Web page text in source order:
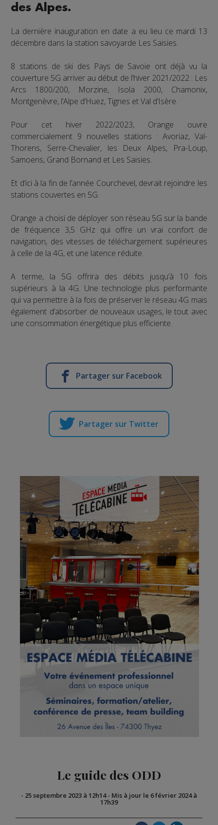
des Alpes.
La dernière inauguration en date a eu lieu ce mardi 13
décembre dans la station savoyarde Les Saisies.
8 stations de ski des Pays de Savoie ont déjà vu la
couverture 5G arriver au début de l’hiver 2021/2022 : Les
Arcs 1800/200, Morzine, Isola 2000, Chamonix,
Montgenèvre, l’Alpe d’Huez, Tignes et Val d’Isère.
Pour cet hiver 2022/2023, Orange ouvre
commercialement 9 nouvelles stations : Avoriaz, Val-
Thorens, Serre-Chevalier, les Deux Alpes, Pra-Loup,
Samoens, Grand Bornand et Les Saisies.
Et d’ici à la fin de l’année Courchevel, devrait rejoindre les
stations couvertes en 5G.
Orange a choisi de déployer son réseau 5G sur la bande
de fréquence 3,5 GHz qui offre un vrai confort de
navigation, des vitesses de téléchargement supérieures
à celle de la 4G, et une latence réduite.
A terme, la 5G offrira des débits jusqu’à 10 fois
supérieurs à la 4G. Une technologie plus performante
qui va permettre à la fois de préserver le réseau 4G mais
également d’absorber de nouveaux usages, le tout avec
une consommation énergétique plus efficiente.
Partager sur Facebook
Partager sur Twitter
Le guide des ODD
- 25 septembre 2023 à 12h14- Mis à jour le 6 février 2024 à
17h39